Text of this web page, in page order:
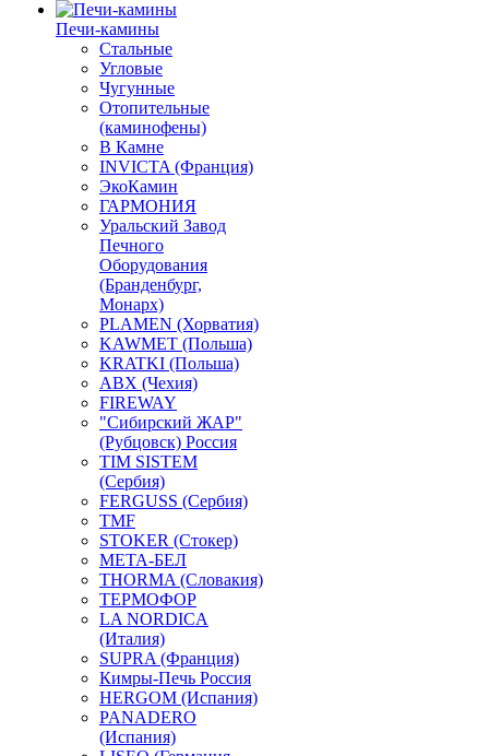
Печи-камины
Стальные
Угловые
Чугунные
Отопительные
(каминофены)
В Камне
INVICTA (Франция)
ЭкоКамин
ГАРМОНИЯ
Уральский Завод
Печного
Оборудования
(Бранденбург,
Монарх)
PLAMEN (Хорватия)
KAWMET (Польша)
KRATKI (Польша)
ABX (Чехия)
FIREWAY
"Сибирский ЖАР"
(Рубцовск) Россия
TIM SISTEM
(Сербия)
FERGUSS (Сербия)
TMF
STOKER (Стокер)
МЕТА-БЕЛ
THORMA (Словакия)
ТЕРМОФОР
LA NORDICA
(Италия)
SUPRA (Франция)
Кимры-Печь Россия
HERGOM (Испания)
PANADERO
(Испания)